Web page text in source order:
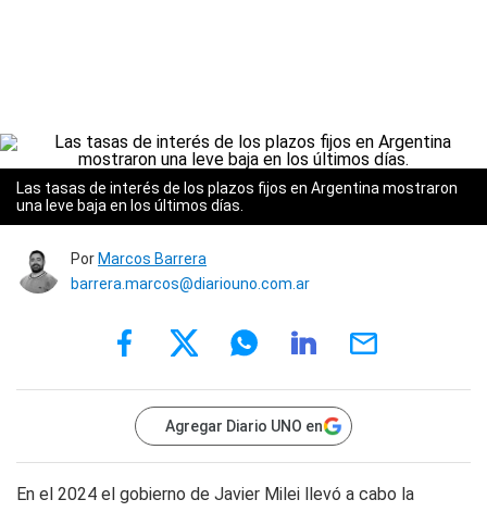
Las tasas de interés de los plazos fijos en Argentina mostraron
una leve baja en los últimos días.
Por Marcos Barrera
barrera.marcos@diariouno.com.ar
Agregar Diario UNO en
En el 2024 el gobierno de Javier Milei llevó a cabo la